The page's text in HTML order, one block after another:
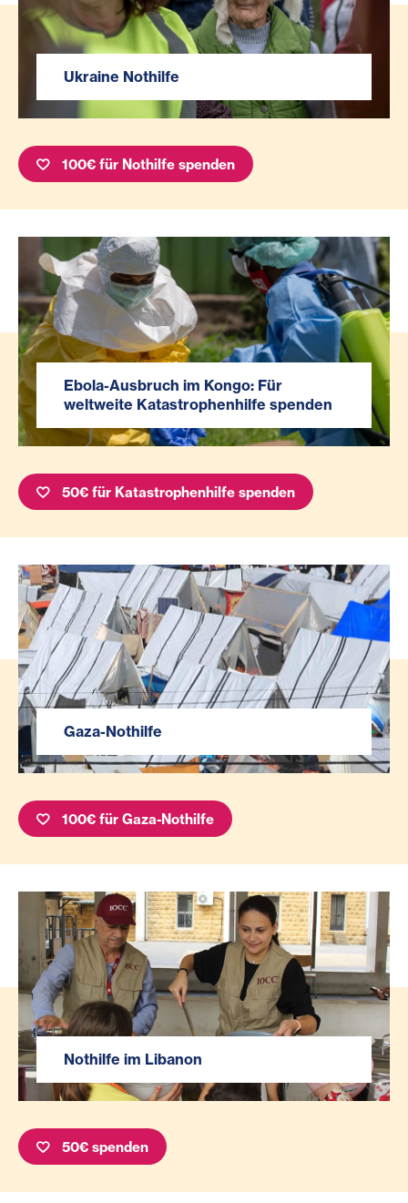
Ukraine Nothilfe
100€ für Nothilfe spenden
Ebola-Ausbruch im Kongo: Für
weltweite Katastrophenhilfe spenden
50€ für Katastrophenhilfe spenden
Gaza-Nothilfe
100€ für Gaza-Nothilfe
Nothilfe im Libanon
50€ spenden